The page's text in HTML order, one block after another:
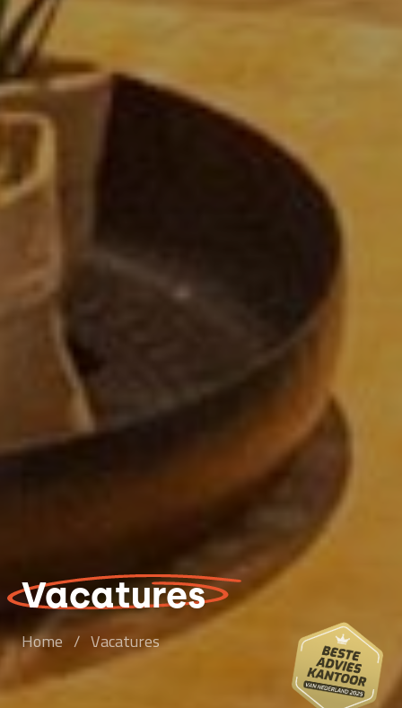
Vacatures
Home / Vacatures